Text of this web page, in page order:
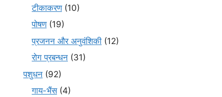
टीकाकरण(10)
पोषण(19)
प्रजनन और अनुवंशिकी (12)
रोग प्रबन्धन (31)
पशुधन (92)
गाय-भैंस(4)